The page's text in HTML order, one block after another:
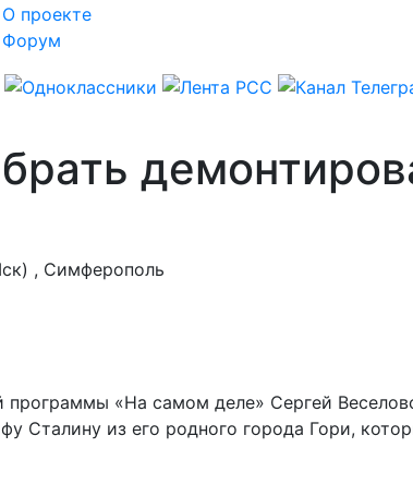
О проекте
Форум
, Симферополь
«На самом деле» Сергей
Сталину из его родного города Гори,